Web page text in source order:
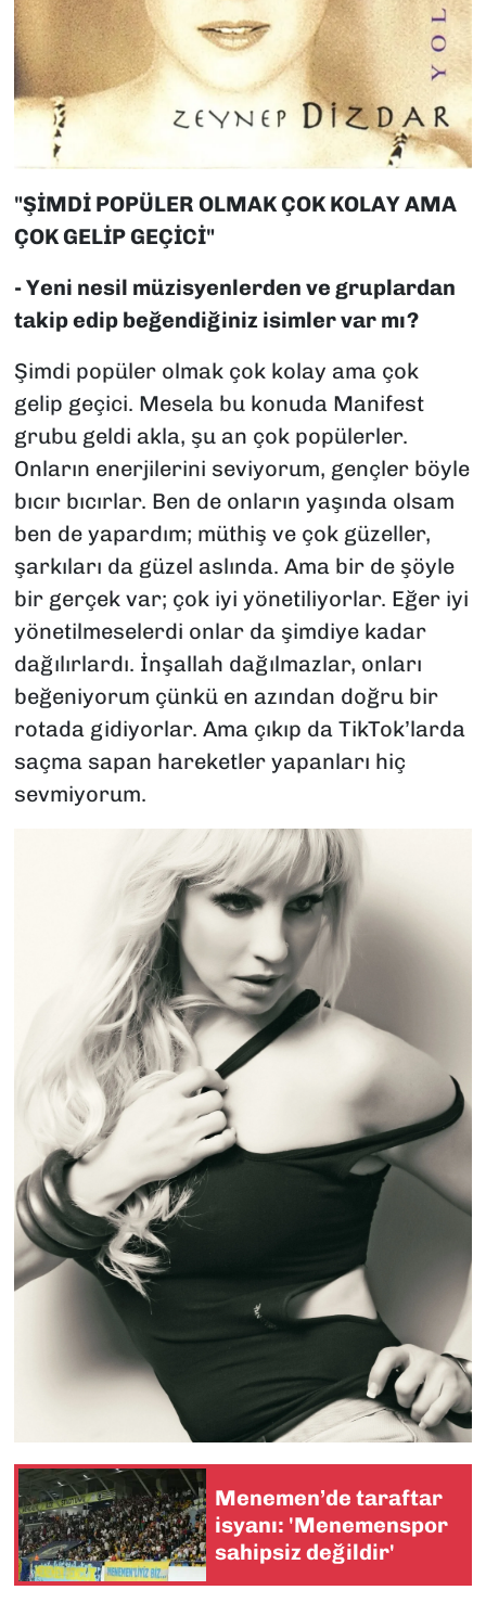
"ŞİMDİ POPÜLER OLMAK ÇOK KOLAY AMA
ÇOK GELİP GEÇİCİ"
- Yeni nesil müzisyenlerden ve gruplardan
takip edip beğendiğiniz isimler var mı?
Şimdi popüler olmak çok kolay ama çok
gelip geçici. Mesela bu konuda Manifest
grubu geldi akla, şu an çok popülerler.
Onların enerjilerini seviyorum, gençler böyle
bıcır bıcırlar. Ben de onların yaşında olsam
ben de yapardım; müthiş ve çok güzeller,
şarkıları da güzel aslında. Ama bir de şöyle
bir gerçek var; çok iyi yönetiliyorlar. Eğer iyi
yönetilmeselerdi onlar da şimdiye kadar
dağılırlardı. İnşallah dağılmazlar, onları
beğeniyorum çünkü en azından doğru bir
rotada gidiyorlar. Ama çıkıp da TikTok’larda
saçma sapan hareketler yapanları hiç
sevmiyorum.
Menemen’de taraftar
isyanı: 'Menemenspor
sahipsiz değildir'